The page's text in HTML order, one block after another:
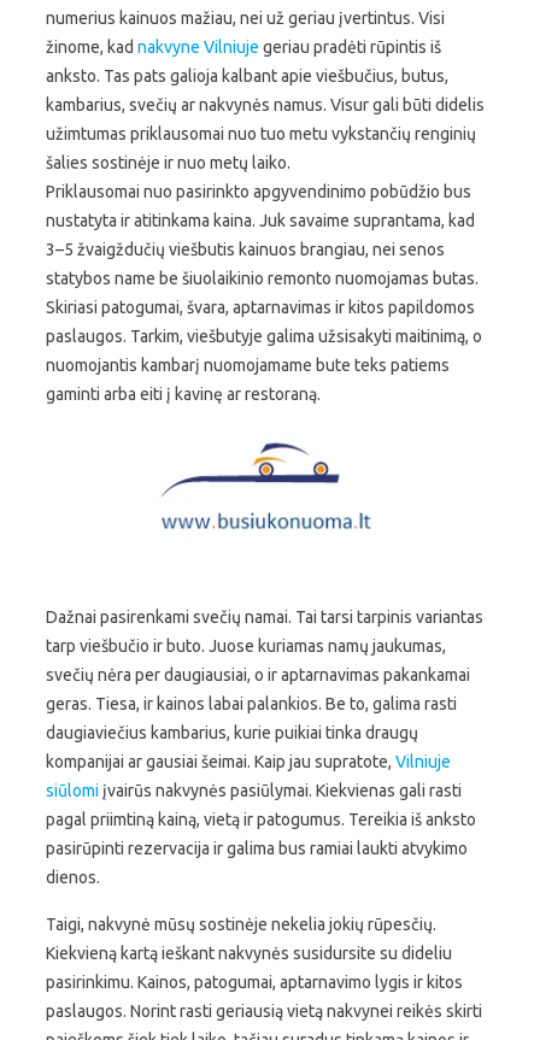
numerius kainuos mažiau, nei už geriau įvertintus. Visi
žinome, kad nakvyne Vilniuje geriau pradėti rūpintis iš
anksto. Tas pats galioja kalbant apie viešbučius, butus,
kambarius, svečių ar nakvynės namus. Visur gali būti didelis
užimtumas priklausomai nuo tuo metu vykstančių renginių
šalies sostinėje ir nuo metų laiko.
Priklausomai nuo pasirinkto apgyvendinimo pobūdžio bus
nustatyta ir atitinkama kaina. Juk savaime suprantama, kad
3–5 žvaigždučių viešbutis kainuos brangiau, nei senos
statybos name be šiuolaikinio remonto nuomojamas butas.
Skiriasi patogumai, švara, aptarnavimas ir kitos papildomos
paslaugos. Tarkim, viešbutyje galima užsisakyti maitinimą, o
nuomojantis kambarį nuomojamame bute teks patiems
gaminti arba eiti į kavinę ar restoraną.
Dažnai pasirenkami svečių namai. Tai tarsi tarpinis variantas
tarp viešbučio ir buto. Juose kuriamas namų jaukumas,
svečių nėra per daugiausiai, o ir aptarnavimas pakankamai
geras. Tiesa, ir kainos labai palankios. Be to, galima rasti
daugiaviečius kambarius, kurie puikiai tinka draugų
kompanijai ar gausiai šeimai. Kaip jau supratote, Vilniuje
siūlomi įvairūs nakvynės pasiūlymai. Kiekvienas gali rasti
pagal priimtiną kainą, vietą ir patogumus. Tereikia iš anksto
pasirūpinti rezervacija ir galima bus ramiai laukti atvykimo
dienos.
Taigi, nakvynė mūsų sostinėje nekelia jokių rūpesčių.
Kiekvieną kartą ieškant nakvynės susidursite su dideliu
pasirinkimu. Kainos, patogumai, aptarnavimo lygis ir kitos
paslaugos. Norint rasti geriausią vietą nakvynei reikės skirti